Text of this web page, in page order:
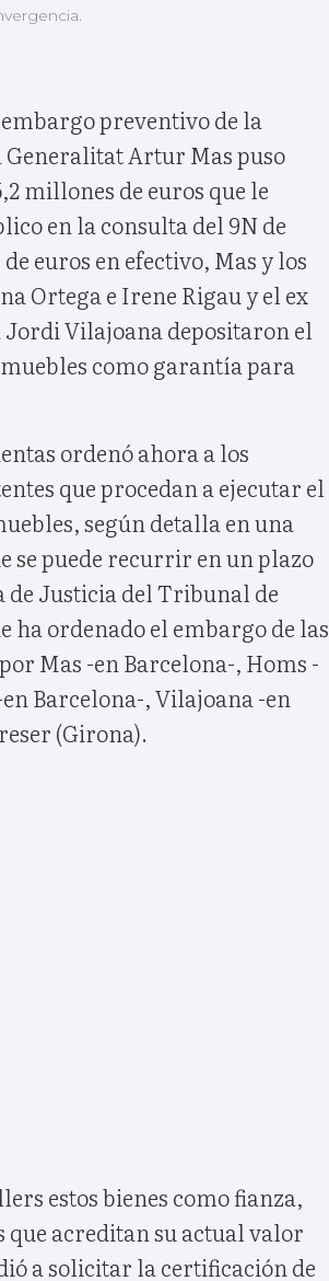
preventivo de la
Generalitat Artur Mas puso
millones de euros que le
en la consulta del 9N de
euros en efectivo, Mas y los
Ortega e Irene Rigau y el ex
Vilajoana depositaron el
como garantía para
ordenó ahora a los
que procedan a ejecutar el
según detalla en una
se puede recurrir en un plazo
de Justicia del Tribunal de
ha ordenado el embargo de las
Mas -en Barcelona-, Homs -
Barcelona-, Vilajoana -en
(Girona).
estos bienes como fianza,
que acreditan su actual valor
a solicitar la certificación de